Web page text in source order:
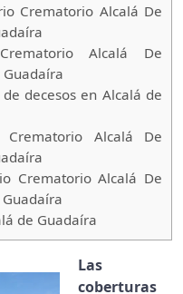
Crematorio Alcalá De
Alcalá De
decesos en Alcalá de
Alcalá De
Crematorio Alcalá De
de Guadaíra
Las
coberturas